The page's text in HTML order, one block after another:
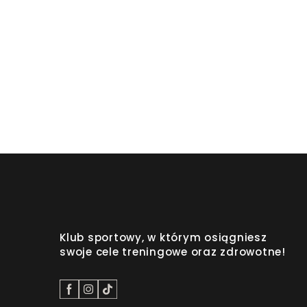
Klub sportowy, w którym osiągniesz
swoje cele treningowe oraz zdrowotne!